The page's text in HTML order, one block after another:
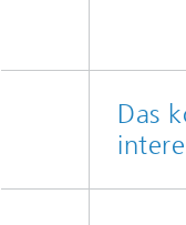
Das